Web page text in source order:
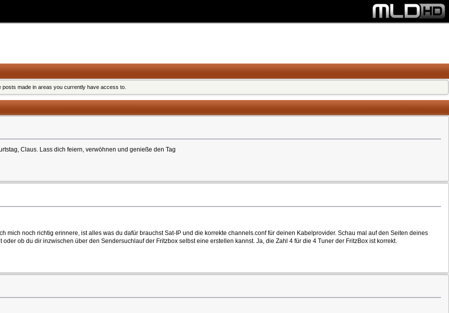
made in areas you currently have access to.
Claus. Lass dich feiern, verwöhnen und genieße den Tag
mich noch richtig erinnere, ist alles was du dafür brauchst Sat-IP und die korrekte channels.conf für deinen Kabelprovider. Schau mal auf den Seiten deines
ob du dir inzwischen über den Sendersuchlauf der Fritzbox selbst eine erstellen kannst. Ja, die Zahl 4 für die 4 Tuner der FritzBox ist korrekt.